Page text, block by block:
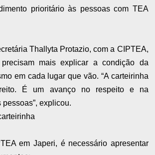
prioritário às pessoas com TEA
Thallyta Protazio, com a CIPTEA,
mais explicar a condição da
em cada lugar que vão. “A carteirinha
É um avanço no respeito e na
explicou.
em Japeri, é necessário apresentar